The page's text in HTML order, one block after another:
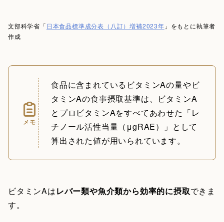
文部科学省「 日本食品標準成分表（八訂）増補2023年 」をもとに執筆者
作成
メモ
食品に含まれているビタミンAの量やビ
タミンAの食事摂取基準は、ビタミンA
とプロビタミンAをすべてあわせた「レ
チノール活性当量（μgRAE）」として
算出された値が用いられています。
ビタミンAはレバー類や魚介類から効率的に摂取できま
す。